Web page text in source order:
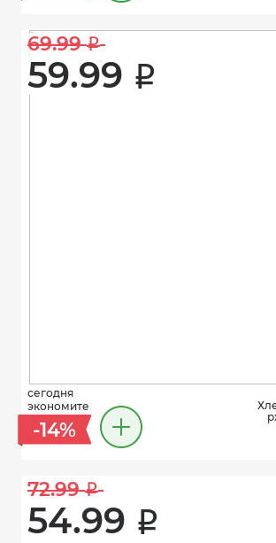
69.99 i
59.99 i
сегодня
экономите
-14%
72.99 i
54.99 i